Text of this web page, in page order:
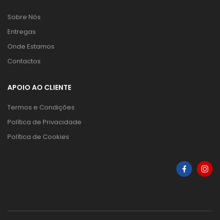
Sobre Nós
Entregas
Onde Estamos
Contactos
APOIO AO CLIENTE
Termos e Condições
Política de Privacidade
Política de Cookies